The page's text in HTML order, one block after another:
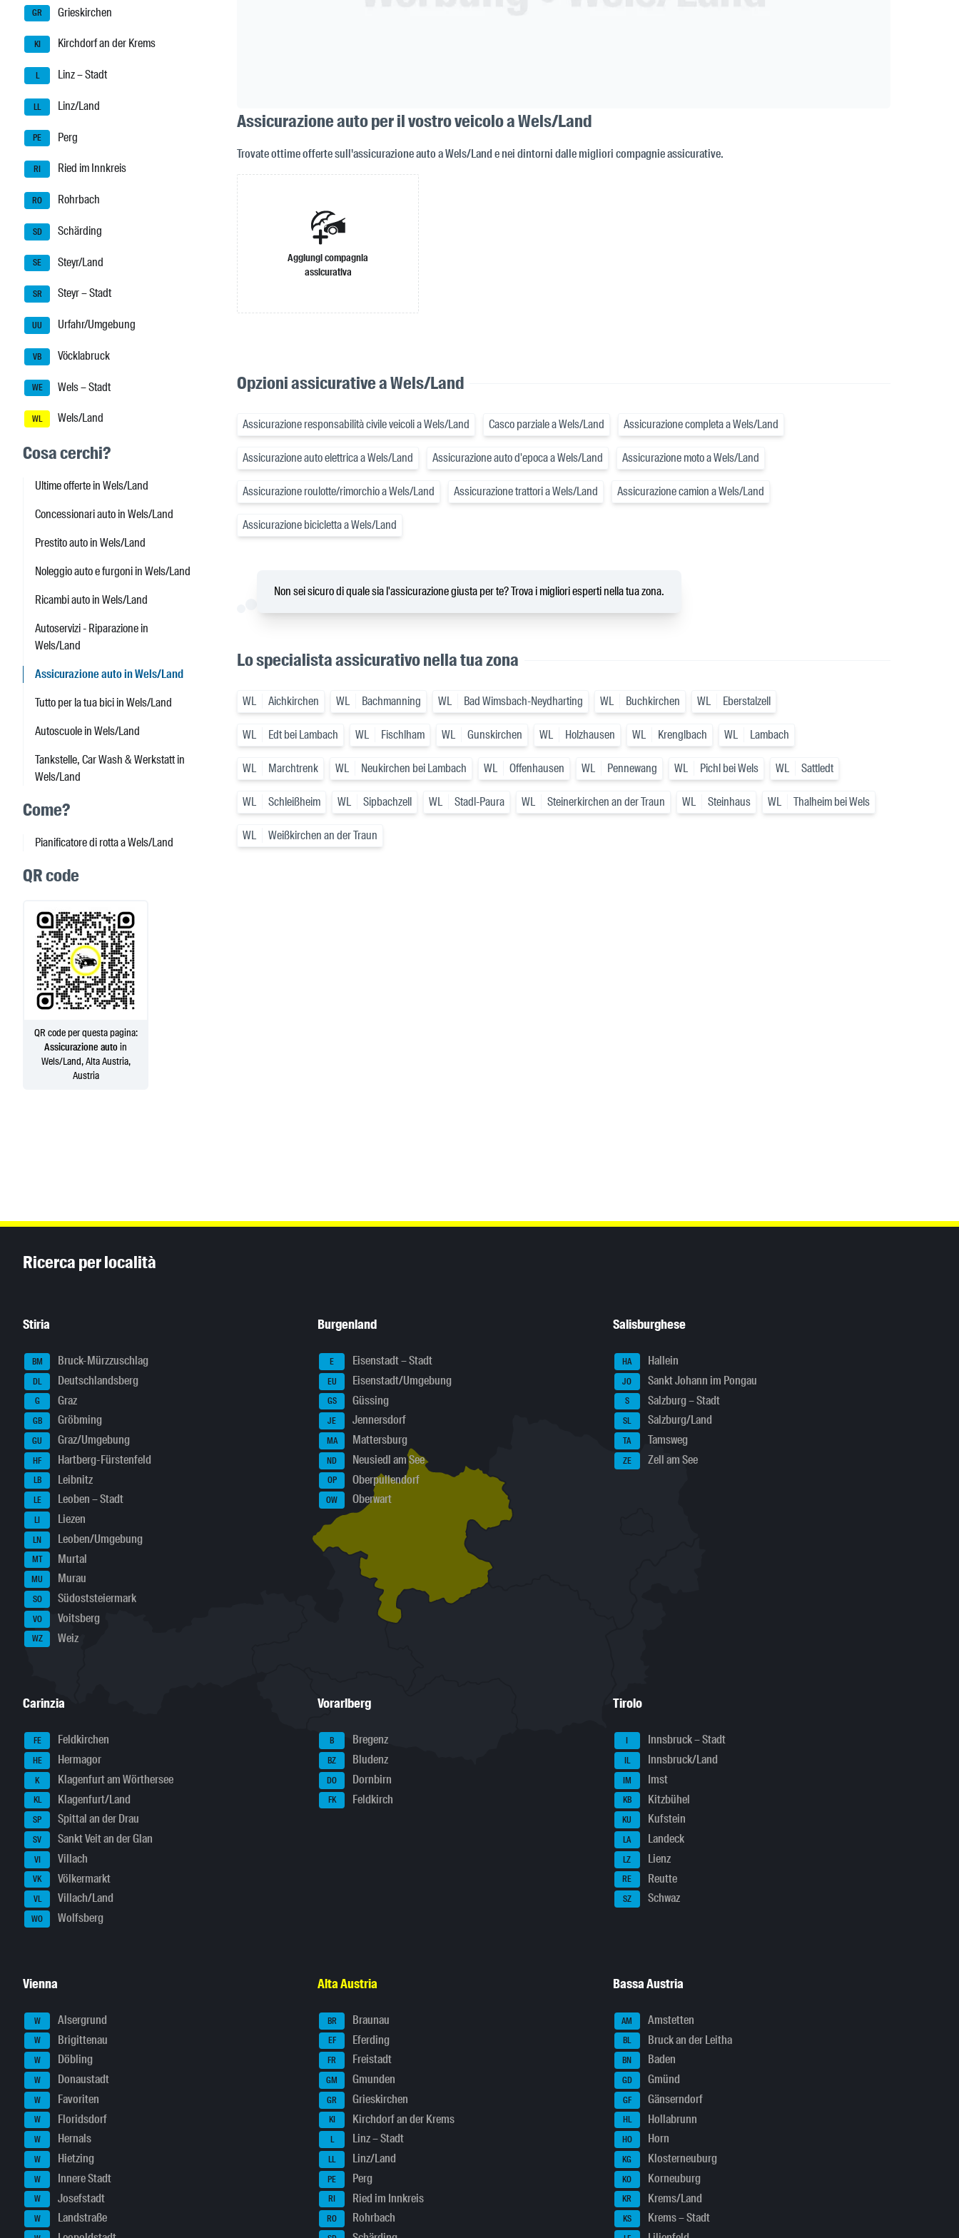
GR Grieskirchen
KI Kirchdorf an der Krems
L Linz – Stadt
LL Linz/Land
PE Perg
RI Ried im Innkreis
RO Rohrbach
SD Schärding
SE Steyr/Land
SR Steyr – Stadt
UU Urfahr/Umgebung
VB Vöcklabruck
WE Wels – Stadt
WL Wels/Land
Cosa cerchi?
Ultime offerte in Wels/Land
Concessionari auto in Wels/Land
Prestito auto in Wels/Land
Noleggio auto e furgoni in Wels/Land
Ricambi auto in Wels/Land
Autoservizi - Riparazione in
Wels/Land
Assicurazione auto in Wels/Land
Tutto per la tua bici in Wels/Land
Autoscuole in Wels/Land
Tankstelle, Car Wash & Werkstatt in
Wels/Land
Come?
Pianificatore di rotta a Wels/Land
QR code
QR code per questa pagina:
Assicurazione autoin
Wels/Land, Alta Austria,
Austria
Assicurazione auto per il vostro veicolo a Wels/Land
Trovate ottime offerte sull'assicurazione auto a Wels/Land e nei dintorni dalle migliori compagnie assicurative.
Aggiungi compagnia
assicurativa
Opzioni assicurative a Wels/Land
Assicurazione responsabilità civile veicoli a Wels/Land Casco parziale a Wels/Land Assicurazione completa a Wels/Land
Assicurazione auto elettrica a Wels/Land Assicurazione auto d'epoca a Wels/Land Assicurazione moto a Wels/Land
Assicurazione roulotte/rimorchio a Wels/Land Assicurazione trattori a Wels/Land Assicurazione camion a Wels/Land
Assicurazione bicicletta a Wels/Land
Non sei sicuro di quale sia l'assicurazione giusta per te? Trova i migliori esperti nella tua zona.
Lo specialista assicurativo nella tua zona
WL Aichkirchen WL Bachmanning WL Bad Wimsbach-Neydharting WL Buchkirchen WL Eberstalzell
WL Edt bei Lambach WL Fischlham WL Gunskirchen WL Holzhausen WL Krenglbach WL Lambach
WL Marchtrenk WL Neukirchen bei Lambach WL Offenhausen WL Pennewang WL Pichl bei Wels WL Sattledt
WL Schleißheim WL Sipbachzell WL Stadl-Paura WL Steinerkirchen an der Traun WL Steinhaus WL Thalheim bei Wels
WL Weißkirchen an der Traun
Ricerca per località
Stiria
BM Bruck-Mürzzuschlag
DL Deutschlandsberg
G Graz
GB Gröbming
GU Graz/Umgebung
HF Hartberg-Fürstenfeld
LB Leibnitz
LE Leoben – Stadt
LI Liezen
LN Leoben/Umgebung
MT Murtal
MU Murau
SO Südoststeiermark
VO Voitsberg
WZ Weiz
Burgenland
E Eisenstadt – Stadt
EU Eisenstadt/Umgebung
GS Güssing
JE Jennersdorf
MA Mattersburg
ND Neusiedl am See
OP Oberpullendorf
OW Oberwart
Salisburghese
HA Hallein
JO Sankt Johann im Pongau
S Salzburg – Stadt
SL Salzburg/Land
TA Tamsweg
ZE Zell am See
Carinzia
FE Feldkirchen
HE Hermagor
K Klagenfurt am Wörthersee
KL Klagenfurt/Land
SP Spittal an der Drau
SV Sankt Veit an der Glan
VI Villach
VK Völkermarkt
VL Villach/Land
WO Wolfsberg
Vorarlberg
B Bregenz
BZ Bludenz
DO Dornbirn
FK Feldkirch
Tirolo
I Innsbruck – Stadt
IL Innsbruck/Land
IM Imst
KB Kitzbühel
KU Kufstein
LA Landeck
LZ Lienz
RE Reutte
SZ Schwaz
Vienna
W Alsergrund
W Brigittenau
W Döbling
W Donaustadt
W Favoriten
W Floridsdorf
W Hernals
W Hietzing
W Innere Stadt
W Josefstadt
W Landstraße
Alta Austria
BR Braunau
EF Eferding
FR Freistadt
GM Gmunden
GR Grieskirchen
KI Kirchdorf an der Krems
L Linz – Stadt
LL Linz/Land
PE Perg
RI Ried im Innkreis
RO Rohrbach
Bassa Austria
AM Amstetten
BL Bruck an der Leitha
BN Baden
GD Gmünd
GF Gänserndorf
HL Hollabrunn
HO Horn
KG Klosterneuburg
KO Korneuburg
KR Krems/Land
KS Krems – Stadt